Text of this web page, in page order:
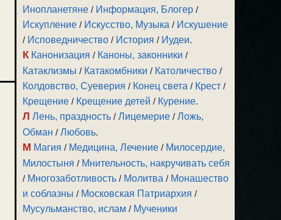
Инопланетяне / Информация, Блогер /
Искупление / Искусство, Музыка / Искушение
/ Исповедничество / История / Иудеи.
К Канонизация / Каноны, законники /
Катаклизмы / Катакомбники / Католичество /
Колдовство, Суеверия / Конец света / Крест /
Крещение / Крещение детей / Курение.
Л Лень, праздность /Лицемерие /Ложь,
Обман /Любовь.
М Магия / Медицина, Лечение / Милосердие,
Милостыня / Мнительность, накручивать себя
/ Многозаботливость / Молитва / Монашество
и соблазны / Московская Патриархия /
Мусульманство, ислам / Мученики